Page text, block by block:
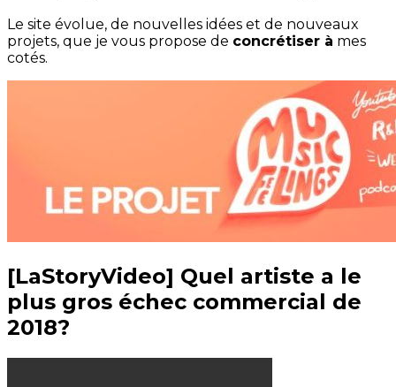
Le site évolue, de nouvelles idées et de nouveaux
projets, que je vous propose de concrétiser à mes
cotés.
[LaStoryVideo] Quel artiste a le
plus gros échec commercial de
2018?